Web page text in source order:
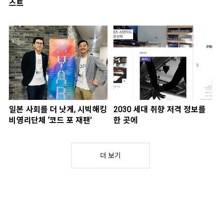
스트
일본 사회를 더 낫게, 시빅해킹
비영리단체 ‘코드 포 재팬’
2030 세대 취향 저격 정보를
한 곳에
더 보기